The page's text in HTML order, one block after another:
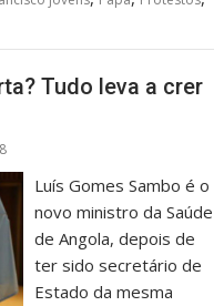
Tudo leva a crer
Luís Gomes Sambo é o
novo ministro da Saúde
de Angola, depois de
ter sido secretário de
Estado da mesma